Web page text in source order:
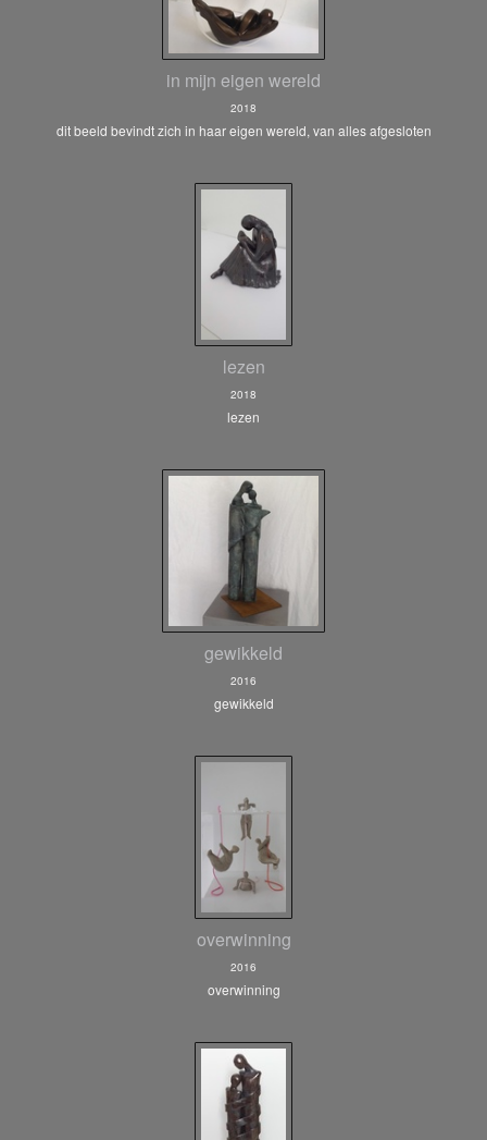
in mijn eigen wereld
2018
dit beeld bevindt zich in haar eigen wereld, van alles afgesloten
lezen
2018
lezen
gewikkeld
2016
gewikkeld
overwinning
2016
overwinning